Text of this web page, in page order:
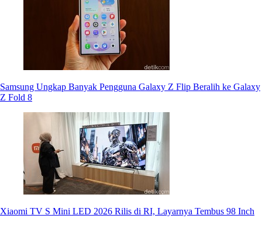
Samsung Ungkap Banyak Pengguna Galaxy Z Flip Beralih ke Galaxy
Z Fold 8
Xiaomi TV S Mini LED 2026 Rilis di RI, Layarnya Tembus 98 Inch